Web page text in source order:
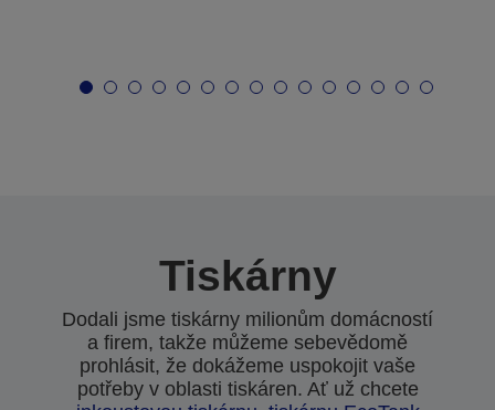
Tiskárny
Dodali jsme tiskárny milionům domácností
a firem, takže můžeme sebevědomě
prohlásit, že dokážeme uspokojit vaše
potřeby v oblasti tiskáren. Ať už chcete